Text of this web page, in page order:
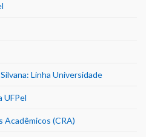
Linha Universidade
UFPel
Acadêmicos (CRA)